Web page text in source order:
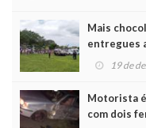
Mais
entregues
19 de
Motorista
com dois